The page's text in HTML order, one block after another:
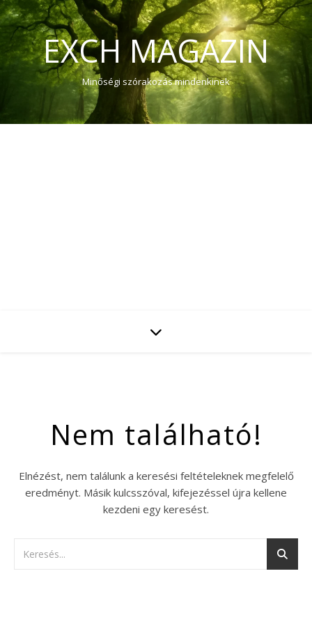
EXCH MAGAZIN
Minőségi szórakozás mindenkinek
Nem található!
Elnézést, nem találunk a keresési feltételeknek megfelelő
eredményt. Másik kulcsszóval, kifejezéssel újra kellene
kezdeni egy keresést.